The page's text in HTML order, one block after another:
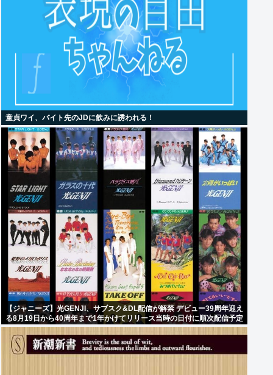
童貞ワイ、バイト先のJDに飲みに誘われる！
【ジャニーズ】光GENJI、サブスク&DL配信が解禁 デビュー39周年迎え
る8月19日から40周年まで1年かけてリリース当時の日付に順次配信予定